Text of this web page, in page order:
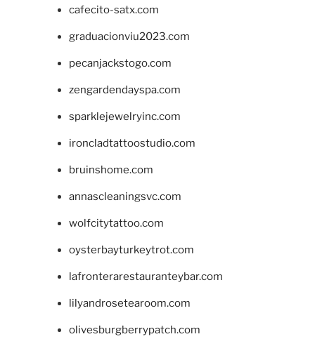
cafecito-satx.com
graduacionviu2023.com
pecanjackstogo.com
zengardendayspa.com
sparklejewelryinc.com
ironcladtattoostudio.com
bruinshome.com
annascleaningsvc.com
wolfcitytattoo.com
oysterbayturkeytrot.com
lafronterarestauranteybar.com
lilyandrosetearoom.com
olivesburgberrypatch.com